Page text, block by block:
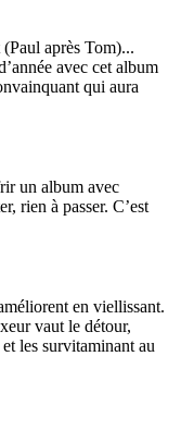
après Tom)...
avec cet album
qui aura
un album avec
rien à passer. C’est
en viellissant.
vaut le détour,
les survitaminant au